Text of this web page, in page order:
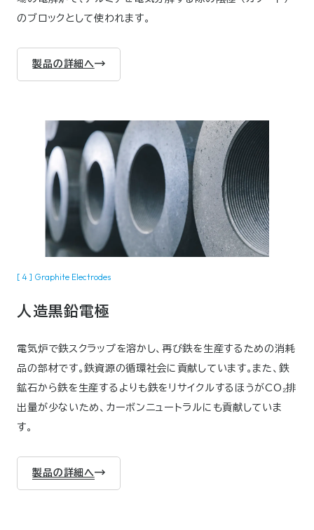
のブロックとして使われます。
製品の詳細へ
[ 4 ] Graphite Electrodes
人造黒鉛電極
電気炉で鉄スクラップを溶かし、再び鉄を生産するための消耗
品の部材です。鉄資源の循環社会に貢献しています。また、鉄
鉱石から鉄を生産するよりも鉄をリサイクルするほうがCO₂排
出量が少ないため、カーボンニュートラルにも貢献していま
す。
製品の詳細へ